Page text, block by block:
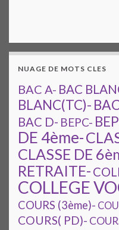
NUAGE DE MOTS CLES
BAC A- BAC
BLANC(TC)-
BAC D- BEPC-
DE 4ème-
CLASSE DE
RETRAITE-
COLLEGE
COURS (3ème)-
COURS( PD)-